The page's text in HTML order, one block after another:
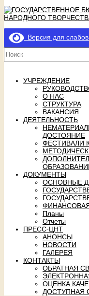
Версия для
УЧРЕЖДЕНИЕ
О НАС
СТРУКТУРА
ВАКАНСИЯ
ДЕЯТЕЛЬНОСТЬ
ДОСТОЯНИЕ
ФЕСТИВАЛИ
ДОКУМЕНТЫ
ОСНОВНЫЕ
Планы
Отчеты
ПРЕСС-ЦНТ
АНОНСЫ
НОВОСТИ
ГАЛЕРЕЯ
КОНТАКТЫ
ОБРАТНАЯ
ОЦЕНКА
ДОСТУПНАЯ